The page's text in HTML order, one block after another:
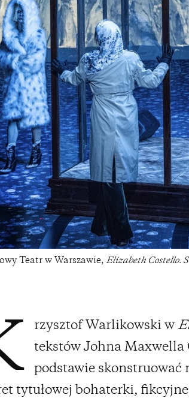
Teatr w Warszawie, Elizabeth Costello.
rzysztof Warlikowski w
tekstów Johna Maxwella
podstawie
tytułowej bohaterki,